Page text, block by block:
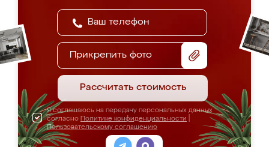
Прикрепить фото
Рассчитать стоимость
Я соглашаюсь на передачу персональных данных
согласно Политике конфиденциальности
Пользовательскому соглашению